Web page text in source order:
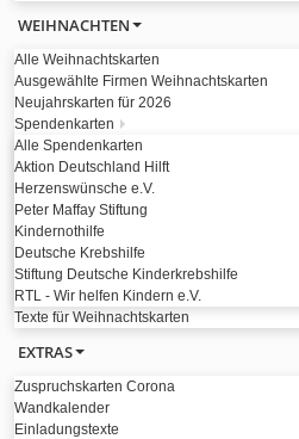
WEIHNACHTEN
Alle Weihnachtskarten
Ausgewählte Firmen Weihnachtskarten
Neujahrskarten für 2026
Spendenkarten
Alle Spendenkarten
Aktion Deutschland Hilft
Herzenswünsche e.V.
Peter Maffay Stiftung
Kindernothilfe
Deutsche Krebshilfe
Stiftung Deutsche Kinderkrebshilfe
RTL - Wir helfen Kindern e.V.
Texte für Weihnachtskarten
EXTRAS
Zuspruchskarten Corona
Wandkalender
Einladungstexte